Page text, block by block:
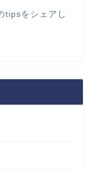
tipsをシェアし